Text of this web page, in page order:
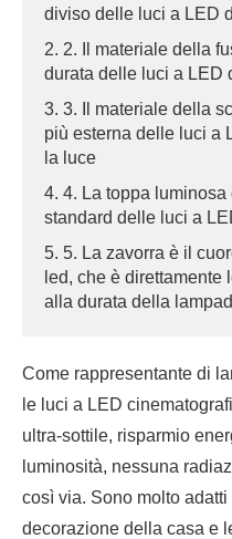
diviso delle luci a LED
2. 2. Il materiale della
durata delle luci a LED
3. 3. Il materiale della
più esterna delle luci a
la luce
4. 4. La toppa
standard delle luci a
5. 5. La zavorra è il
led, che è
alla durata della
Come rappresentante di
le luci a LED
ultra-sottile, risparmio
luminosità, nessuna
così via. Sono molto
decorazione della casa e